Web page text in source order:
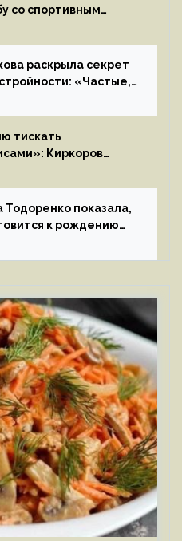
со спортивным
раскрыла секрет
«Частые,
тискать
Киркоров
особе
Тодоренко показала,
к рождению